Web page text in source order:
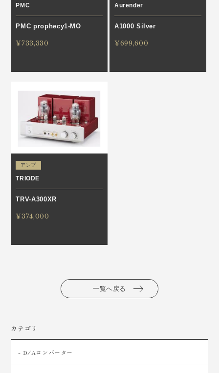
カテゴリ
- D/Aコンバーター
PMC
PMC prophecy1-MO
¥733,330
Aurender
A1000 Silver
¥699,600
アンプ
TRIODE
TRV-A300XR
¥374,000
一覧へ戻る